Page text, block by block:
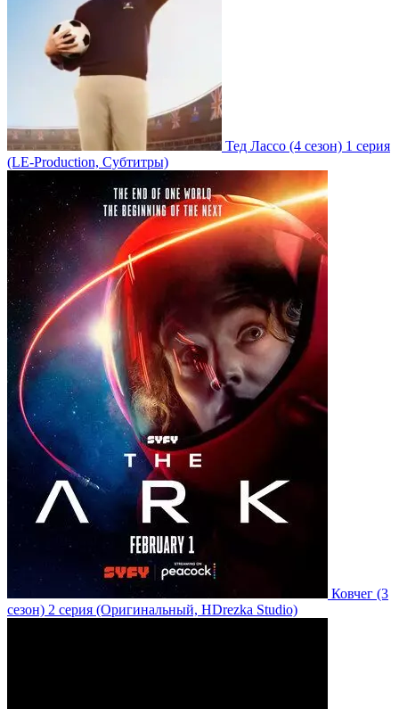
Тед Лассо (4 сезон) 1 серия
(LE-Production, Субтитры)
Ковчег (3
сезон) 2 серия (Оригинальный, HDrezka Studio)